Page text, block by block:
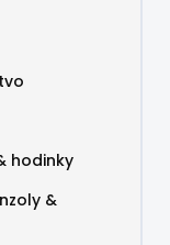
hodinky
&